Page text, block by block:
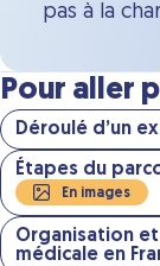
pas à la
Pour aller
Déroulé d’un
Étapes du
En images
Organisation
médicale en